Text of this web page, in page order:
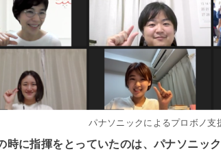
パナソニックによるプロボノ支
時に指揮をとっていたのは、パナソニッ